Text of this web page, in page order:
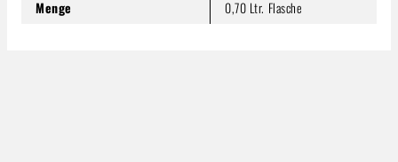
Menge
0,70 Ltr. Flasche